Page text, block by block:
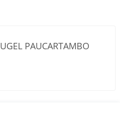
UGEL PAUCARTAMBO